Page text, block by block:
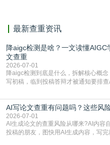
最新查重资讯
降aigc检测是啥？一文读懂
文查重
2026-07-01
降aigc检测到底是什么，拆解核心概
写初稿，临到投稿答辩才被通知要排
怕是已经入行的科研人员，不少人也
准。其实，降aigc检测是伴随AIGC工
了满足现在高校、期刊对AI生
AI写论文查重有问题吗？这些风
2026-07-01
AI生成论文的查重风险从哪来?AI内容
投稿的朋友，图快用AI生成内容，写